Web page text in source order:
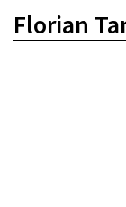
Florian